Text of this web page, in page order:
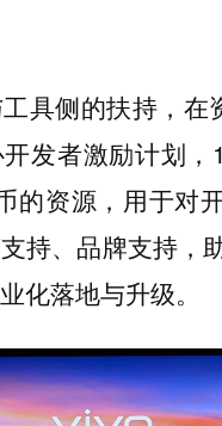
具侧的扶持，在
发者激励计划，
的资源，用于对
持、品牌支持，
化落地与升级。